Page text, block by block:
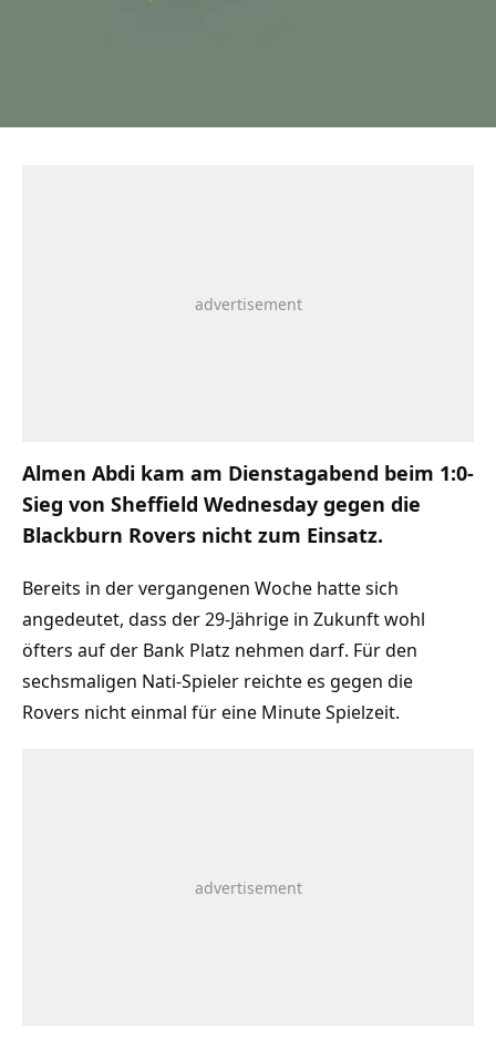
Almen Abdi kam am Dienstagabend beim 1:0-
Sieg von Sheffield Wednesday gegen die
Blackburn Rovers nicht zum Einsatz.
Bereits in der vergangenen Woche hatte sich
angedeutet, dass der 29-Jährige in Zukunft wohl
öfters auf der Bank Platz nehmen darf. Für den
sechsmaligen Nati-Spieler reichte es gegen die
Rovers nicht einmal für eine Minute Spielzeit.